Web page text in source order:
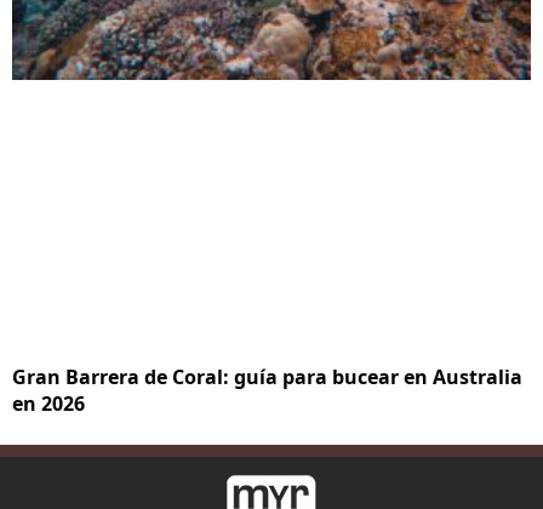
Gran Barrera de Coral: guía para bucear en Australia
en 2026